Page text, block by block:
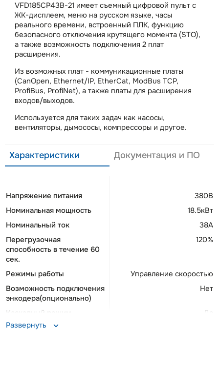
VFD185CP43B-21 имеет съемный цифровой пульт с
ЖК-дисплеем, меню на русском языке, часы
реального времени, встроенный ПЛК, функцию
безопасного отключения крутящего момента (STO),
а также возможность подключения 2 плат
расширения.
Из возможных плат - коммуникационные платы
(CanOpen, Ethernet/IP, EtherCat, ModBus TCP,
ProfiBus, ProfiNet), а также платы для расширения
входов/выходов.
Используется для таких задач как насосы,
вентиляторы, дымососы, компрессоры и другое.
Характеристики Документация и ПО
Напряжение питания
380В
Номинальная мощность
18.5кВт
Номинальный ток
38А
Перегрузочная
способность в течение 60
сек.
120%
Режимы работы
Управление скоростью
Возможность подключения
энкодера(опционально)
Нет
Каскадный режим
Да
Опциональные протоколы
Развернуть